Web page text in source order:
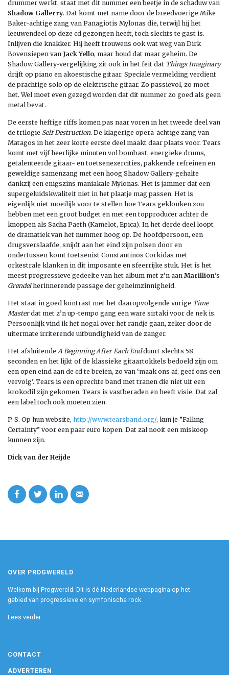
drummer werkt, staat met dit nummer een beetje in de schaduw van
Shadow Gallerry. Dat komt met name door de breedvoerige Mike
Baker-achtige zang van Panagiotis Mylonas die, terwijl hij het
leeuwendeel op deze cd gezongen heeft, toch slechts te gast is.
Inlijven die knakker. Hij heeft trouwens ook wat weg van Dirk
Bovensiepen van Jack Yello, maar houd dat maar geheim. De
Shadow Gallery-vergelijking zit ook in het feit dat Things Imaginary
drijft op piano en akoestische gitaar. Speciale vermelding verdient
de prachtige solo op de elektrische gitaar. Zo passievol, zo moet
het. Wel moet even gezegd worden dat dit nummer zo goed als geen
metal bevat.
De eerste heftige riffs komen pas naar voren in het tweede deel van
de trilogie Self Destruction. De klagerige opera-achtige zang van
Matagos in het zeer korte eerste deel maakt daar plaats voor. Tears
komt met vijf heerlijke minuten vol bombast, energieke drums,
getalenteerde gitaar- en toetsenexercities, pakkende refreinen en
geweldige samenzang met een hoog Shadow Gallery-gehalte
dankzij een enigszins maniakale Mylonas. Het is jammer dat een
supergeluidskwaliteit niet in het plaatje mag passen. Het is
eigenlijk niet moeilijk voor te stellen hoe Tears geklonken zou
hebben met een groot budget en met een topproducer achter de
knoppen als Sacha Paeth (Kamelot, Epica). In het derde deel loopt
de dramatiek van het nummer hoog op. De hoofdpersoon, een
drugsverslaafde, snijdt aan het eind zijn polsen door en
ondertussen komt toetsenist Constantinos Corkidas met
orkestrale klanken in dit imposante en sfeerrijke stuk. Het is het
meest progressieve gedeelte van het album met z’n aan Marillion’s
Grendelherinnerende passage der geheimzinnigheid.
Het staat in goed kontrast met het daaropvolgende vurige Time
Masterdat met z’n up-tempo gang een ware sirtaki voor de nek is.
Persoonlijk vind ik het nogal over het randje gaan, zeker door de
uitermate irriterende uitbundigheid van de zanger.
Het afsluitende A Beginning After Each Endduurt slechts 58
seconden en het lijkt of de klassieke gitaartokkels bedoeld zijn om
een open eind aan de cd te breien, zo van ‘maak ons af, geef ons een
vervolg’. Tears is een oprechte band met tranen die niet uit een
krokodil zijn gekomen. Tears is vastberaden en heeft visie. Dat zal
een label toch ook moeten zien.
P. S. Op hun website, http://www.tearsband.org/, kun je ”Falling
Certainty” voor een paar euro kopen. Dat zal nooit een miskoop
kunnen zijn.
Dick van der Heijde
OVER PROGWERELD
Welkom bij Progwereld. Dit is dé Nederlandse webpagina op het
gebied van progressieve en symfonische rock.
Lees verder
CONTACT
ADVERTEREN